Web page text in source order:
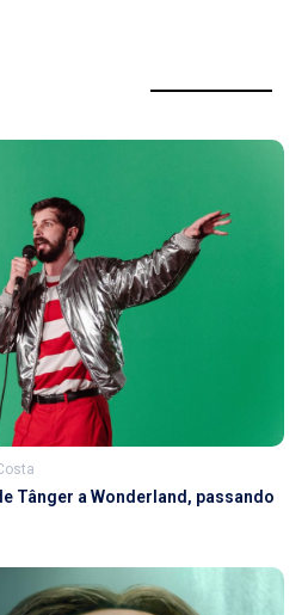
Tânger a Wonderland, passando